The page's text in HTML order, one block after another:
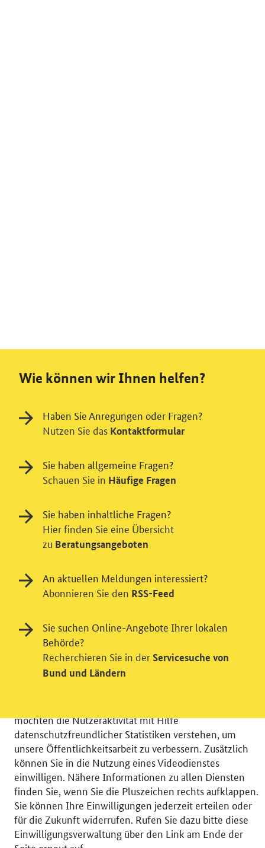
© 2026 Bundesministerium für Wirtschaft und Energie
RSS
Benutzerhinweise
Inhaltsverzeichnis
Impressum
Barrierefreiheit
Datenschutz
Einwilligungsverwaltung
Einwilligung in Tracking und / oder
Videodienst
möchten die Nutzeraktivität mit Hilfe
datenschutzfreundlicher Statistiken verstehen, um
unsere Öffentlichkeitsarbeit zu verbessern. Zusätzlich
können Sie in die Nutzung eines Videodienstes
einwilligen. Nähere Informationen zu allen Diensten
finden Sie, wenn Sie die Pluszeichen rechts aufklappen.
Sie können Ihre Einwilligungen jederzeit erteilen oder
für die Zukunft widerrufen. Rufen Sie dazu bitte diese
Einwilligungsverwaltung über den Link am Ende der
Wie können wir Ihnen helfen?
Haben Sie Anregungen oder Fragen?
Nutzen Sie das Kontaktformular
Sie haben allgemeine Fragen?
Schauen Sie in Häufige Fragen
Sie haben inhaltliche Fragen?
Hier finden Sie eine Übersicht
zu Beratungsangeboten
An aktuellen Meldungen interessiert?
Abonnieren Sie den RSS-Feed
Sie suchen Online-Angebote Ihrer lokalen
Behörde?
Recherchieren Sie in der Servicesuche von
Bund und Ländern